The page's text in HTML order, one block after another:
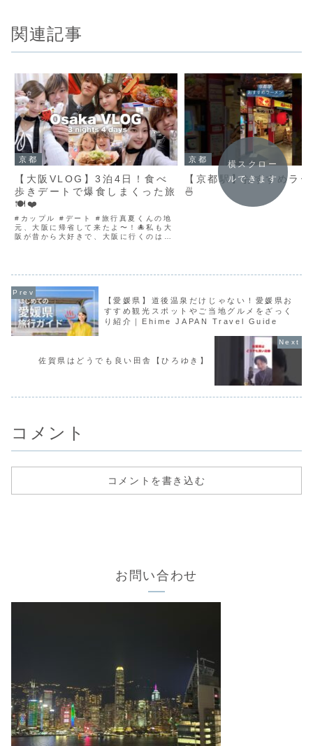
関連記事
京都
【大阪VLOG】3泊4日！食べ
歩きデートで爆食しまくった旅
🍽️❤️
#カップル #デート #旅行真夏くんの地
元、大阪に帰省して来たよ〜！🐙私も大
阪が昔から大好きで、大阪に行くのはも
京都
【京都駅】おすすめラ
🍜
横スクロー
ルできます
【愛媛県】道後温泉だけじゃない！愛媛県お
すすめ観光スポットやご当地グルメをざっく
り紹介｜Ehime JAPAN Travel Guide
佐賀県はどうでも良い田舎【ひろゆき】
コメント
コメントを書き込む
お問い合わせ